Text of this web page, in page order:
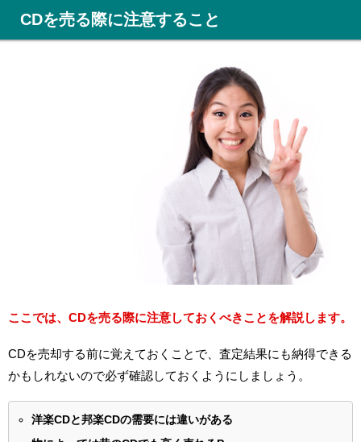
CDを売る際に注意すること
ここでは、CDを売る際に注意しておくべきことを解説します。
CDを売却する前に覚えておくことで、査定結果にも納得できる
かもしれないので必ず確認しておくようにしましょう。
洋楽CDと邦楽CDの需要には違いがある